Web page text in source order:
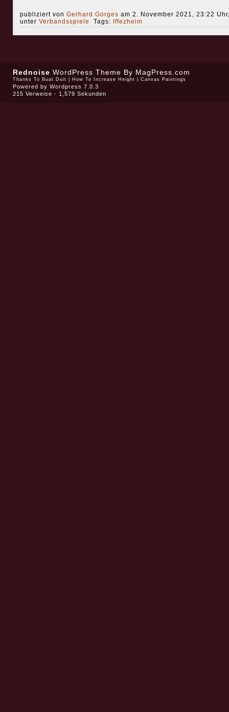
publiziert von Gerhard Gorges am 2. November 2021, 23:22
unter Verbandsspiele Tags: Iffezheim
Rednoise WordPress Theme By MagPress.com
Thanks To Buat Duit How To Increase Height Canvas Paintings
Powered by Wordpress 7.0.3
215 Verweise - 1,579 Sekunden